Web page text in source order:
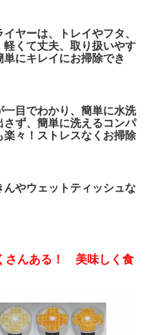
ヤーは、トレイやフタ、
軽くて丈夫、取り扱いやす
にキレイにお掃除でき
一目でわかり、簡単に水洗
ず、簡単に洗えるコンパ
楽々！ストレスなくお掃除
やウェットティッシュな
さんある！ 美味しく食